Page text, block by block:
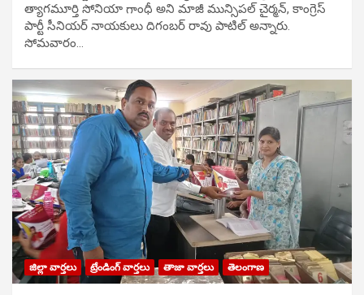
త్యాగమూర్తి సోనియా గాంధీ అని మాజీ మున్సిప‌ల్ చైర్మ‌న్, కాంగ్రెస్
పార్టీ సీనియ‌ర్ నాయ‌కులు దిగంబ‌ర్ రావు పాటిల్ అన్నారు.
సోమవారం…
జిల్లా వార్తలు ట్రేండింగ్ వార్తలు తాజా వార్తలు తెలంగాణ